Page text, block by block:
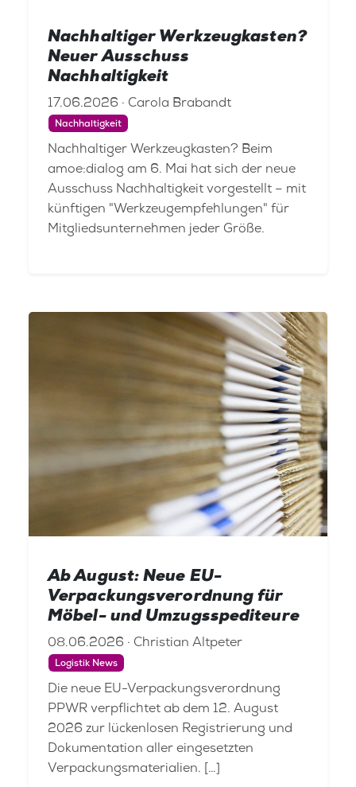
Nachhaltiger Werkzeugkasten?
Neuer Ausschuss
Nachhaltigkeit
17.06.2026 · Carola Brabandt
Nachhaltigkeit
Nachhaltiger Werkzeugkasten? Beim
amoe:dialog am 6. Mai hat sich der neue
Ausschuss Nachhaltigkeit vorgestellt – mit
künftigen "Werkzeugempfehlungen" für
Mitgliedsunternehmen jeder Größe.
Ab August: Neue EU-
Verpackungsverordnung für
Möbel- und Umzugsspediteure
08.06.2026 · Christian Altpeter
Logistik News
Die neue EU-Verpackungsverordnung
PPWR verpflichtet ab dem 12. August
2026 zur lückenlosen Registrierung und
Dokumentation aller eingesetzten
Verpackungsmaterialien. […]